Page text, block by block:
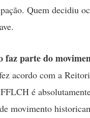
Quem decidiu
faz parte do
acordo com a
é
movimento